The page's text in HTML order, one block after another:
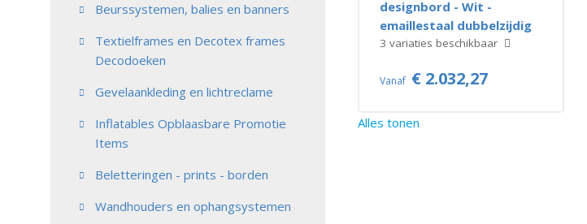
Beurssystemen, balies en banners
Textielframes en Decotex frames
Decodoeken
Gevelaankleding en lichtreclame
Inflatables Opblaasbare Promotie
Items
Beletteringen - prints - borden
Wandhouders en ophangsystemen
designbord - Wit -
emaillestaal dubbelzijdig
3 variaties beschikbaar
Vanaf € 2.032,27
Alles tonen